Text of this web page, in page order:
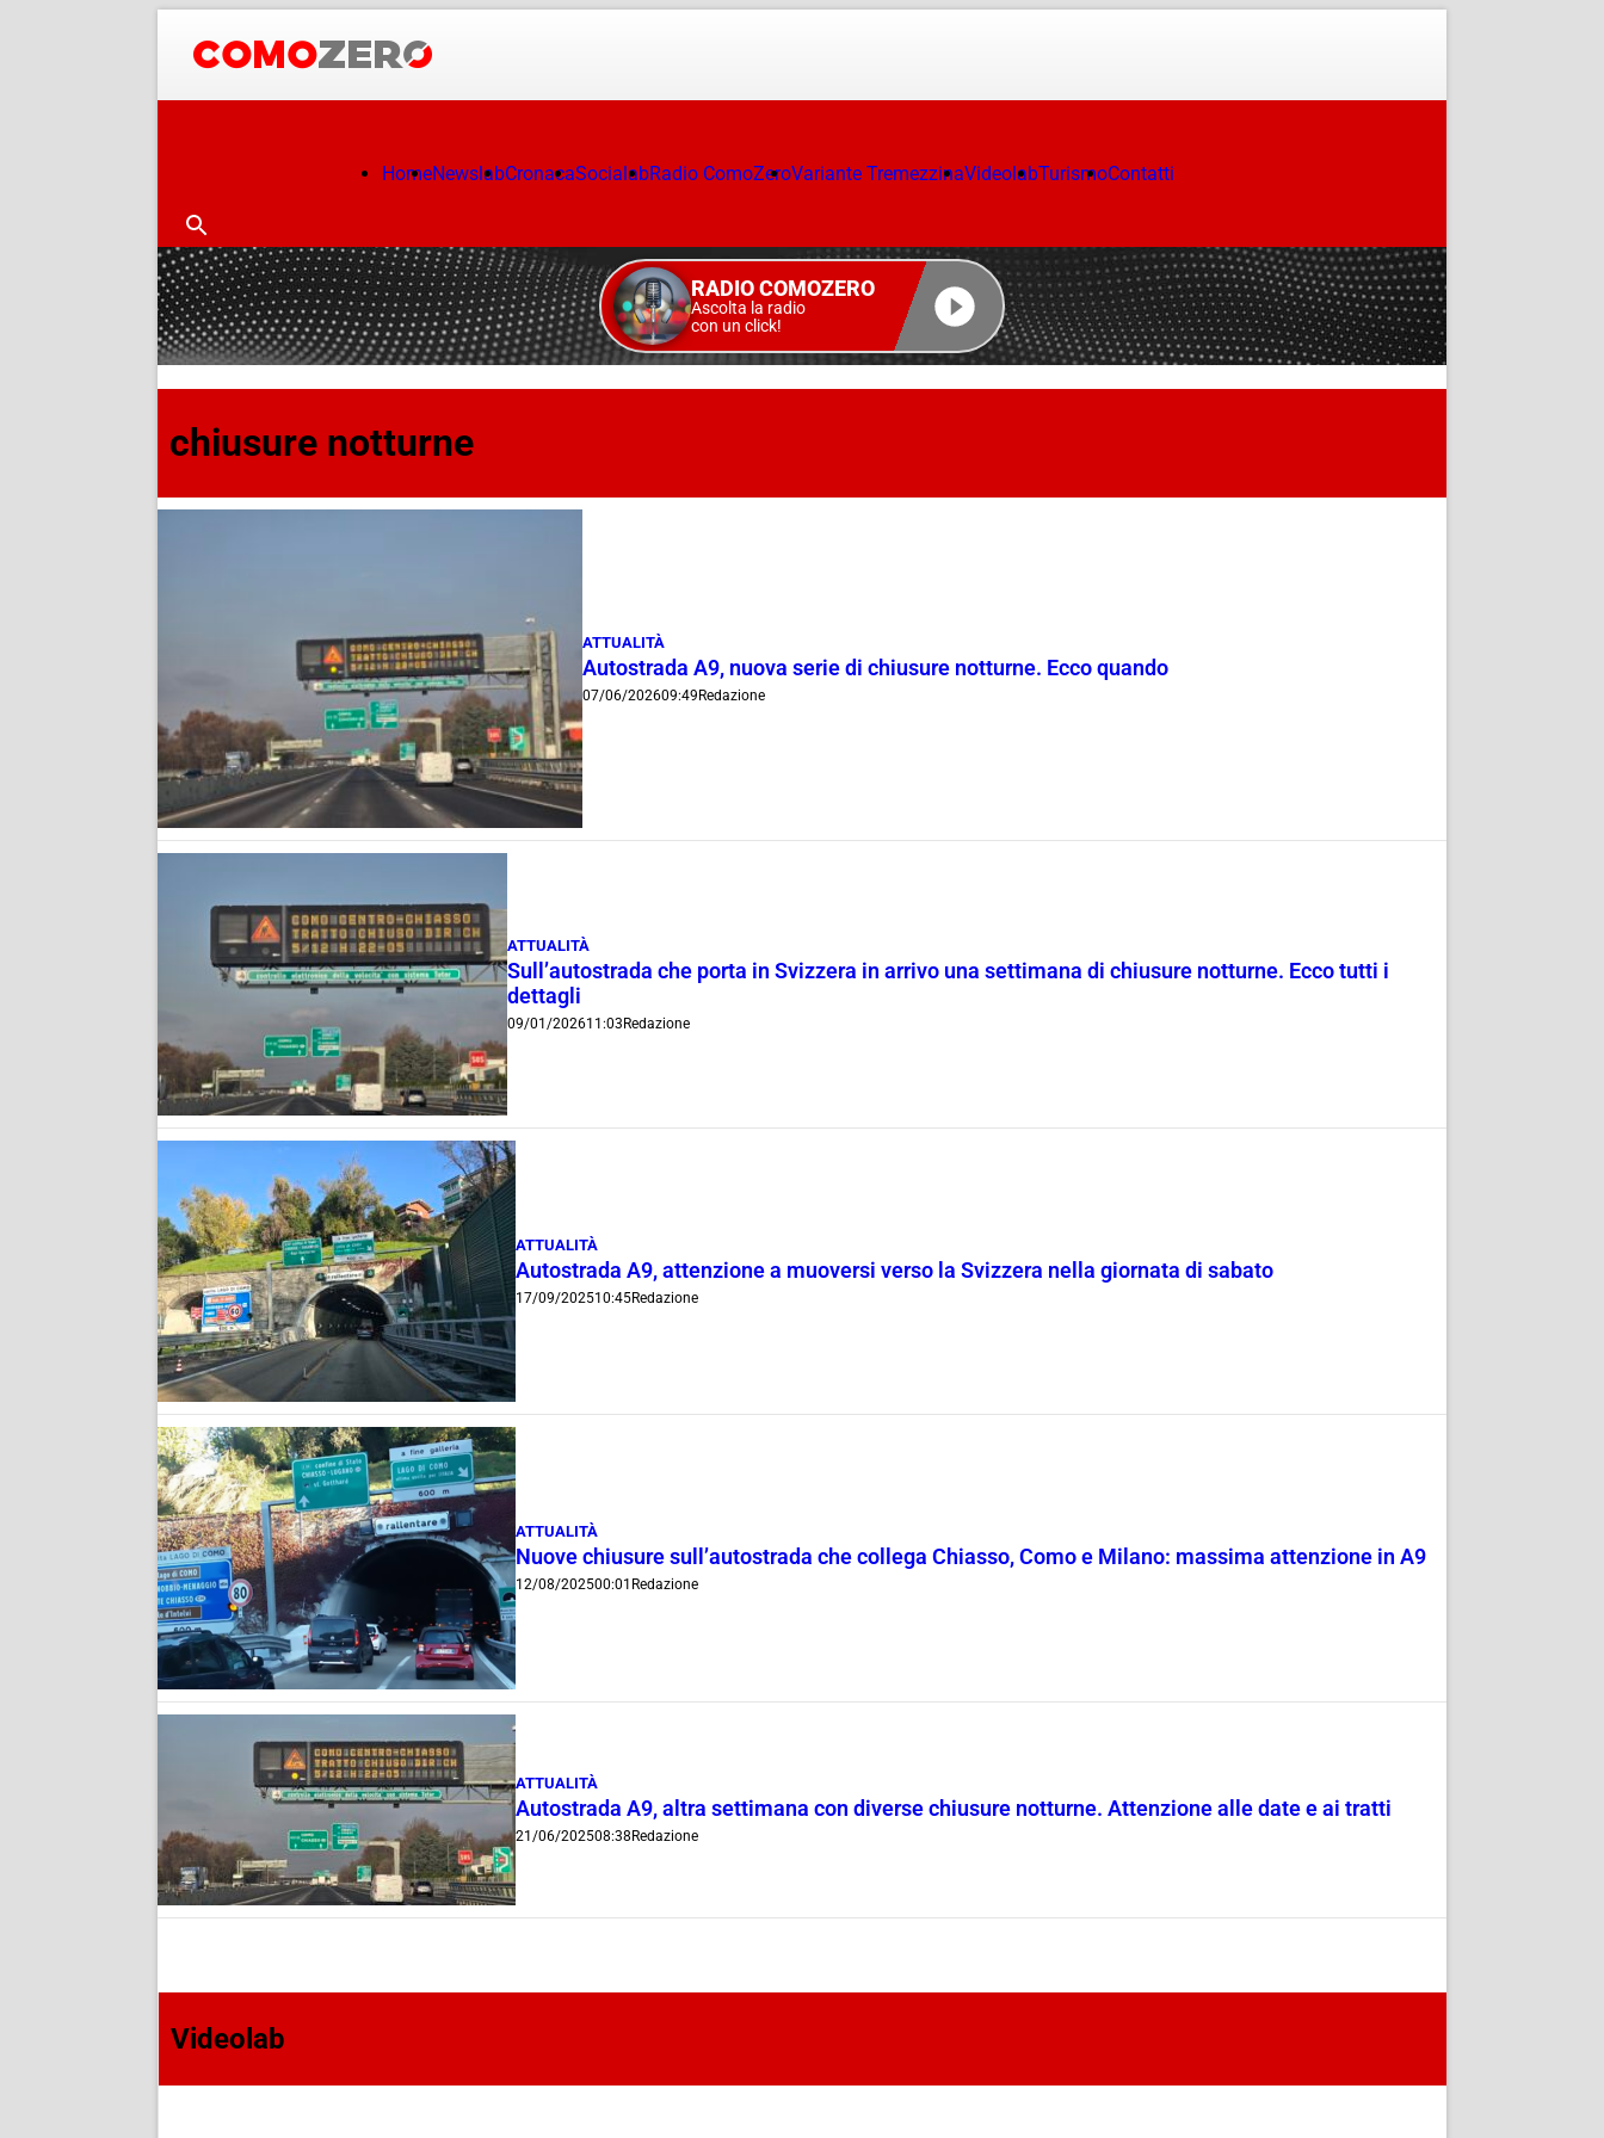
HomeNewslabCronacaSocialabRadio ComoZeroVariante TremezzinaVideolabTurismoContatti
RADIO COMOZERO
Ascolta la radio
con un click!
chiusure notturne
ATTUALITÀ
Autostrada A9, nuova serie di chiusure notturne. Ecco quando
07/06/202609:49Redazione
ATTUALITÀ
Sull’autostrada che porta in Svizzera in arrivo una settimana di chiusure notturne. Ecco tutti i
dettagli
09/01/202611:03Redazione
ATTUALITÀ
Autostrada A9, attenzione a muoversi verso la Svizzera nella giornata di sabato
17/09/202510:45Redazione
ATTUALITÀ
Nuove chiusure sull’autostrada che collega Chiasso, Como e Milano: massima attenzione in A9
12/08/202500:01 Redazione
ATTUALITÀ
Autostrada A9, altra settimana con diverse chiusure notturne. Attenzione alle date e ai tratti
21/06/202508:38 Redazione
Videolab